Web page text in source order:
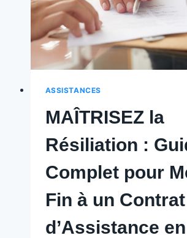
ASSISTANCES
MAÎTRISEZ la
Résiliation :
Complet pour
Fin à un Contrat
d’Assistance en